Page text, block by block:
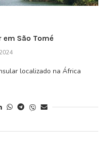
em São Tomé
localizado na África